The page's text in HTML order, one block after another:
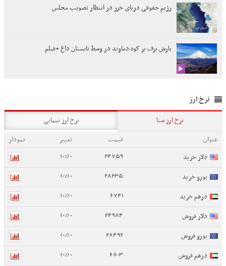
رژیم حقوقی دریای خزر در انتظار تصویب مجلس
بارش برف بر کوه دماوند در وسط تابستان داغ +فیلم
نرخ ارز
نرخ ارز سنا
نرخ ارز نیمایی
عنوان
قیمت تغییر
نمودار
دلار خرید
24759
0 (0%)
یورو خرید 28235
0 (0%)
درهم خرید 6741
0 (0%)
دلار فروش 24984
0 (0%)
یورو فروش 28492
0 (0%)
درهم فروش 6803
0 (0%)